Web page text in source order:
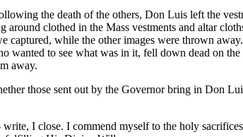
the death of the others, Don Luis left the
around clothed in the Mass vestments and altar
captured, while the other images were thrown
wanted to see what was in it, fell down dead on
away.
those sent out by the Governor bring in Don
I close. I commend myself to the holy